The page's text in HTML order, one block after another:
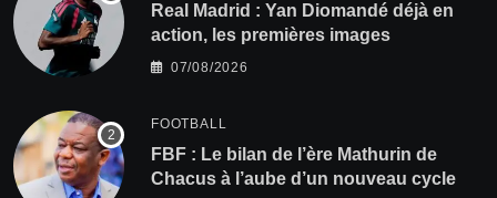
Real Madrid : Yan Diomandé déjà en
action, les premières images
07/08/2026
FOOTBALL
FBF : Le bilan de l’ère Mathurin de
Chacus à l’aube d’un nouveau cycle